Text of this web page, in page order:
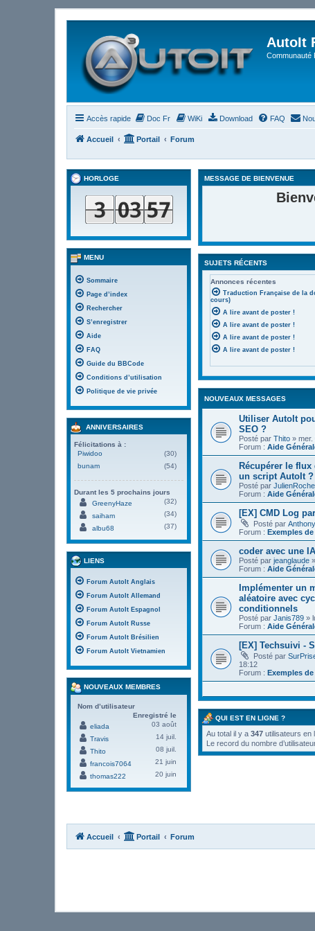
AutoIt
Communauté
Accès rapide Doc Fr WiKi Download FAQ
Accueil Portail Forum
MESSAGE DE BIENVENUE
SUJETS RÉCENTS
Annonces récentes
Traduction Française de la
cours)
A lire avant de poster !
A lire avant de poster !
A lire avant de poster !
A lire avant de poster !
NOUVEAUX MESSAGES
Utiliser AutoIt
SEO ?
Posté par Thito » mer.
Forum : Aide
Récupérer le
un script AutoIt ?
Posté par JulienRoche
Forum : Aide
[EX] CMD Log
Posté par Anthony
Forum : Exemples
coder avec une
Posté par jeanglaude
Forum : Aide
Implémenter un
aléatoire avec
conditionnels
Posté par Janis789 »
Forum : Aide
[EX] Techsuivi -
Posté par
18:12
Forum : Exemples
QUI EST EN LIGNE ?
Au total il y a 347 utilisateurs en
Le record du nombre
HORLOGE
MENU
Sommaire
Page d’index
Rechercher
S’enregistrer
Aide
FAQ
Guide du BBCode
Conditions d’utilisation
Politique de vie privée
ANNIVERSAIRES
Félicitations à :
Piwidoo
(30)
bunam
(54)
Durant les 5 prochains jours
GreenyHaze
(32)
saiham
(34)
albu68
(37)
LIENS
Forum AutoIt Anglais
Forum AutoIt Allemand
Forum AutoIt Espagnol
Forum AutoIt Russe
Forum AutoIt Brésilien
Forum AutoIt Vietnamien
NOUVEAUX MEMBRES
Nom d’utilisateur
Enregistré le
eliada
03 août
Travis
14 juil.
Thito
08 juil.
francois7064
21 juin
thomas222
20 juin
Accueil Portail Forum